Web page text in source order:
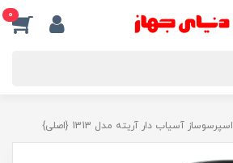
0
اسپرسوساز آسیاب دار آریته مدل 1313 {اصلی}